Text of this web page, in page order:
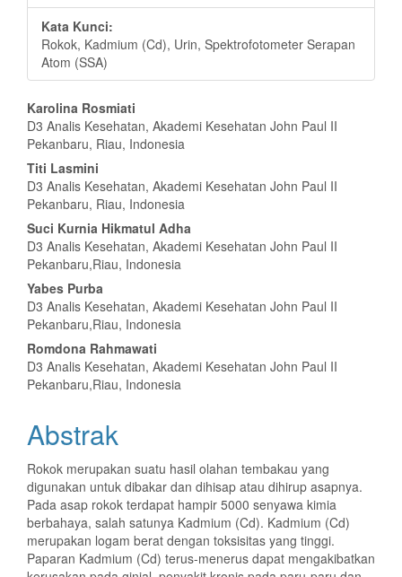
Kata Kunci:
Rokok, Kadmium (Cd), Urin, Spektrofotometer Serapan
Atom (SSA)
Isi
Artikel
Utama
Karolina Rosmiati
D3 Analis Kesehatan, Akademi Kesehatan John Paul II
Pekanbaru, Riau, Indonesia
Titi Lasmini
D3 Analis Kesehatan, Akademi Kesehatan John Paul II
Pekanbaru, Riau, Indonesia
Suci Kurnia Hikmatul Adha
D3 Analis Kesehatan, Akademi Kesehatan John Paul II
Pekanbaru,Riau, Indonesia
Yabes Purba
D3 Analis Kesehatan, Akademi Kesehatan John Paul II
Pekanbaru,Riau, Indonesia
Romdona Rahmawati
D3 Analis Kesehatan, Akademi Kesehatan John Paul II
Pekanbaru,Riau, Indonesia
Abstrak
Rokok merupakan suatu hasil olahan tembakau yang
digunakan untuk dibakar dan dihisap atau dihirup asapnya.
Pada asap rokok terdapat hampir 5000 senyawa kimia
berbahaya, salah satunya Kadmium (Cd). Kadmium (Cd)
merupakan logam berat dengan toksisitas yang tinggi.
Paparan Kadmium (Cd) terus-menerus dapat mengakibatkan